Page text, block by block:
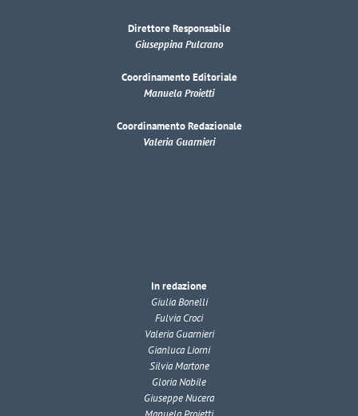
Direttore Responsabile
Giuseppina Pulcrano
Coordinamento Editoriale
Manuela Proietti
Coordinamento Redazionale
Valeria Guarnieri
In redazione
Giulia Bonelli
Fulvia Croci
Valeria Guarnieri
Gianluca Liorni
Silvia Martone
Gloria Nobile
Giuseppe Nucera